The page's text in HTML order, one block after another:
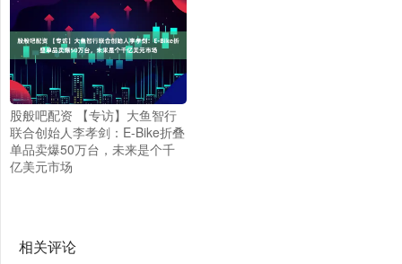
股般吧配资 【专访】大鱼智行
联合创始人李孝剑：E-Bike折叠
单品卖爆50万台，未来是个千
亿美元市场
相关评论